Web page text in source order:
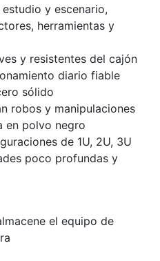
y escenario,
herramientas y
y resistentes del cajón
diario fiable
sólido
robos y manipulaciones
en polvo negro
de 1U, 2U, 3U
poco profundas y
el equipo de